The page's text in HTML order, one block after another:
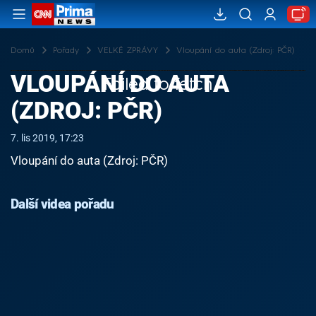
Domů Pořady VELKÉ ZPRÁVY Vloupání do auta (Zdroj: PČR)
Failed to fetch
VLOUPÁNÍ DO AUTA
(ZDROJ: PČR)
7. lis 2019, 17:23
Vloupání do auta (Zdroj: PČR)
Další videa pořadu